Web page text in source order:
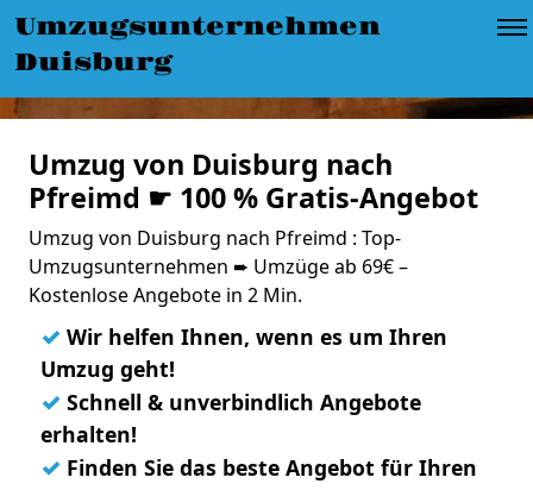
Umzugsunternehmen
Duisburg
Umzug von Duisburg nach
Pfreimd ☛ 100 % Gratis-Angebot
Umzug von Duisburg nach Pfreimd : Top-
Umzugsunternehmen ➨ Umzüge ab 69€ –
Kostenlose Angebote in 2 Min.
✓ Wir helfen Ihnen, wenn es um Ihren
Umzug geht!
✓ Schnell & unverbindlich Angebote
erhalten!
✓ Finden Sie das beste Angebot für Ihren